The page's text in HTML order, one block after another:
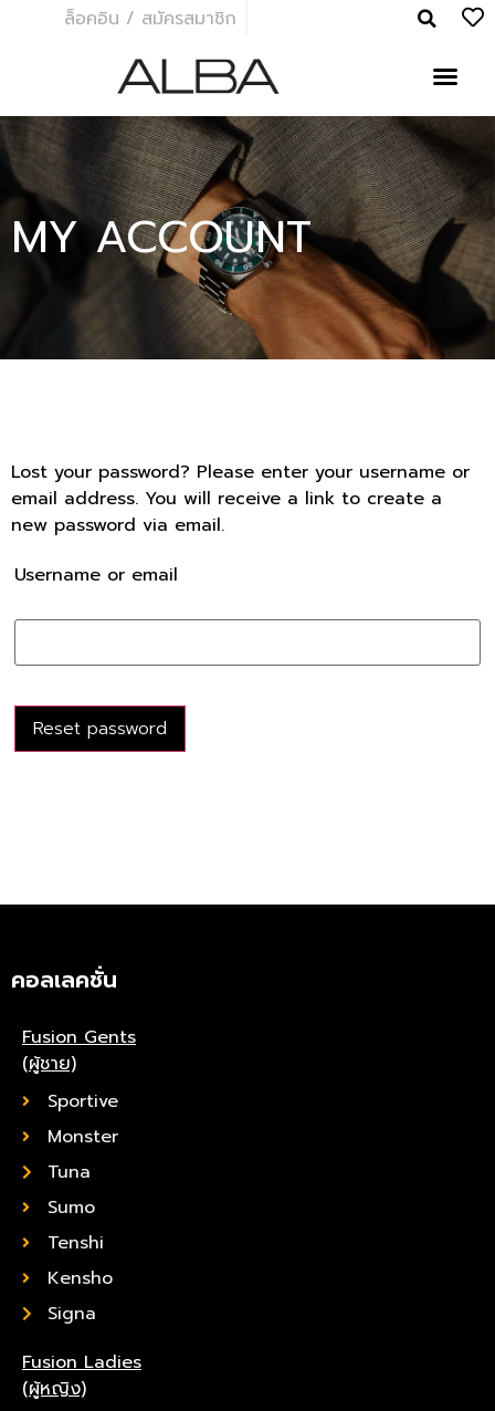
ล็อคอิน / สมัครสมาชิก
MY ACCOUNT
Lost your password? Please enter your username or
email address. You will receive a link to create a
new password via email.
Username or email
Reset password
คอลเลคชั่น
Fusion Gents
(ผู้ชาย)
Sportive
Monster
Tuna
Sumo
Tenshi
Kensho
Signa
Fusion Ladies
(ผู้หญิง)